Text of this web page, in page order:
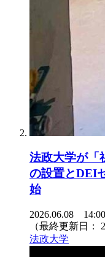
法政大学が「
の設置とDEI
始
2026.06.08 14:00
（最終更新日：
法政大学